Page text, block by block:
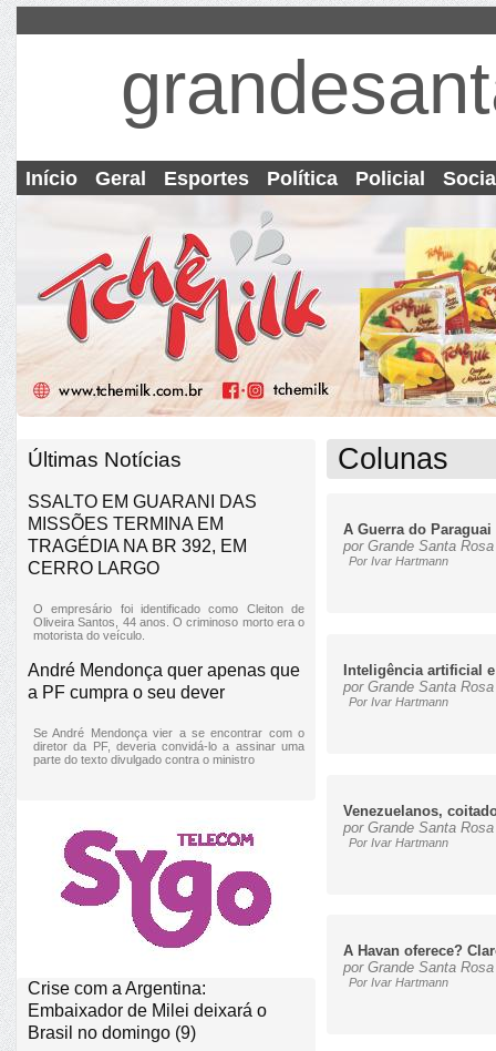
Início Geral Esportes Política Policial
Últimas Notícias
SSALTO EM GUARANI DAS
MISSÕES TERMINA EM
TRAGÉDIA NA BR 392, EM
CERRO LARGO
O empresário foi identificado como Cleiton de
Oliveira Santos, 44 anos. O criminoso morto era o
motorista do veículo.
André Mendonça quer apenas que
a PF cumpra o seu dever
Se André Mendonça vier a se encontrar com o
diretor da PF, deveria convidá-lo a assinar uma
parte do texto divulgado contra o ministro
Crise com a Argentina:
Embaixador de Milei deixará o
Brasil no domingo (9)
Colunas
A Guerra do Paraguai
por Grande Santa
Por Ivar Hartmann
Inteligência artificial
por Grande Santa
Por Ivar Hartmann
Venezuelanos,
por Grande Santa
Por Ivar Hartmann
A Havan oferece?
por Grande Santa
Por Ivar Hartmann